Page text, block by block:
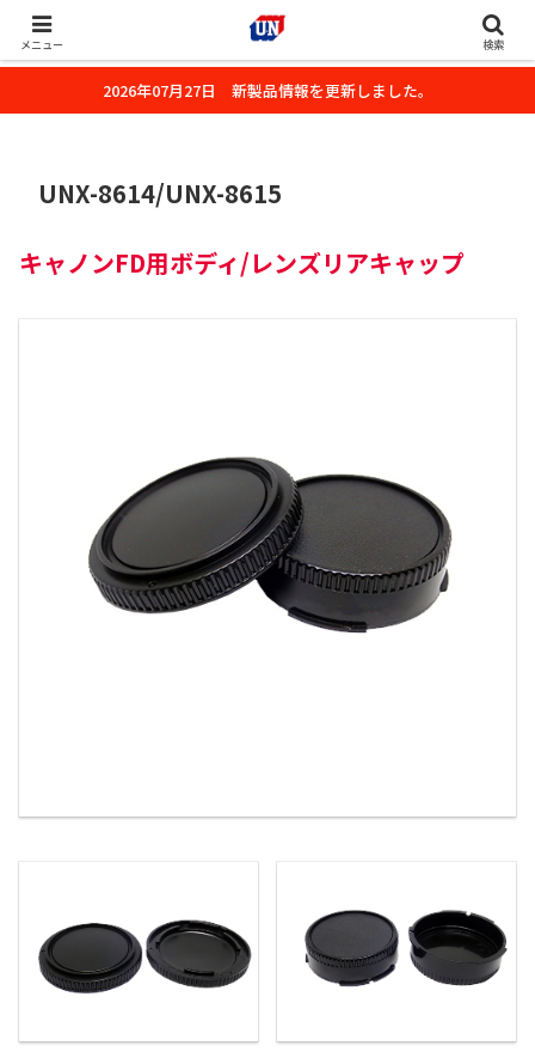
株式会社ユーエヌのオフィシャルホームページです。デジタルカメラ・カメ
ラ・水中撮影用の撮影アクセサリーのご紹介をいたします。
2026年07月27日 新製品情報を更新しました。
UNX-8614/UNX-8615
キャノンFD用ボディ/レンズリアキャップ
メニュー 検索